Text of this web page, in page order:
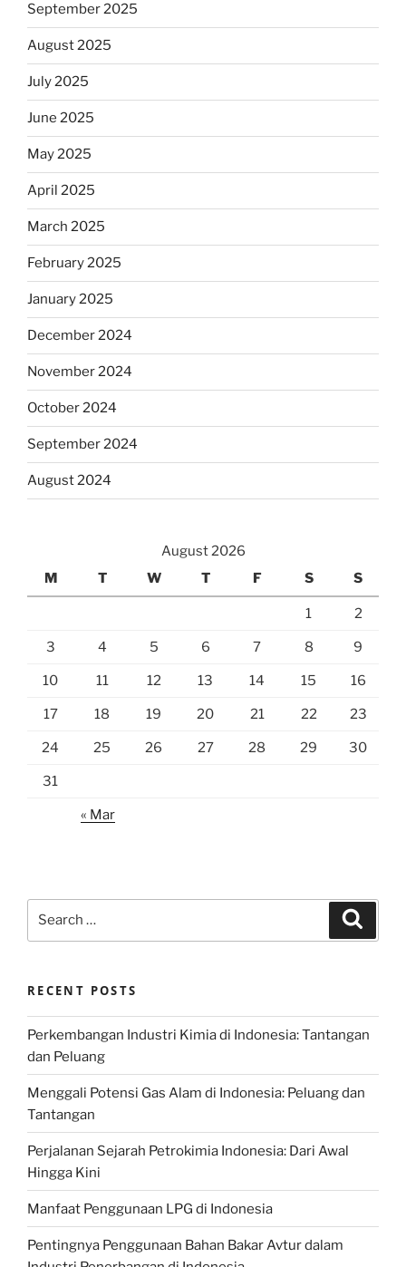
September 2025
August 2025
July 2025
June 2025
May 2025
April 2025
March 2025
February 2025
January 2025
December 2024
November 2024
October 2024
September 2024
August 2024
August 2026
M
T W T F S S
1 2
3 4 5 6 7 8 9
10 11 12 13 14 15 16
17 18 19 20 21 22 23
24 25 26 27 28 29 30
31
« Mar
RECENT POSTS
Perkembangan Industri Kimia di Indonesia: Tantangan
dan Peluang
Menggali Potensi Gas Alam di Indonesia: Peluang dan
Tantangan
Perjalanan Sejarah Petrokimia Indonesia: Dari Awal
Hingga Kini
Manfaat Penggunaan LPG di Indonesia
Pentingnya Penggunaan Bahan Bakar Avtur dalam